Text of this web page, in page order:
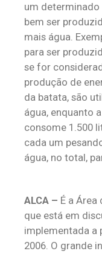
um determinado
bem ser
mais água.
para ser
se for
produção de
da batata, são
água, enquanto
consome 1.500
cada um
água, no total,
ALCA – É a
que está em
implementada a
2006. O grande